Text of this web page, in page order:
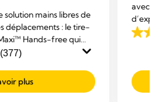
solution mains libres de
déplacements : le tire-
Hands-free qui
et vous permet d’être
(377)
plus
avec
4.4
106